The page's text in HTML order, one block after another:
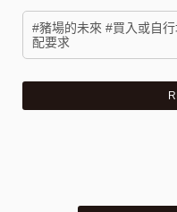
的⼀⽣。
#豬場的未來 #買入或自
配要求